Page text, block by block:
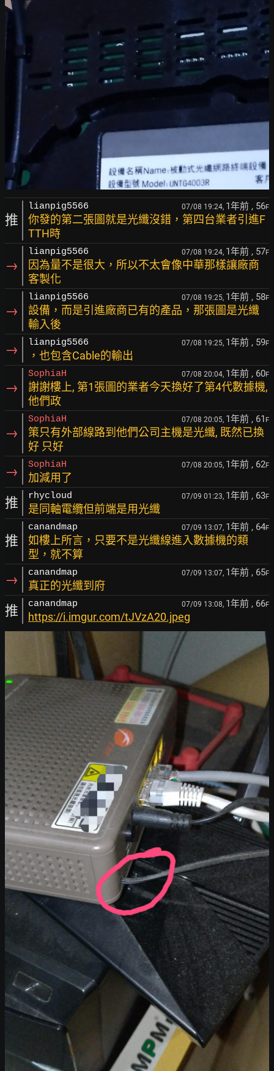
推
lianpig5566 07/08 19:24, 1年前 , 56F
你發的第二張圖就是光纖沒錯，第四台業者引進F
TTH時
→
lianpig5566 07/08 19:24, 1年前 , 57F
因為量不是很大，所以不太會像中華那樣讓廠商
客製化
→
lianpig5566 07/08 19:25, 1年前 , 58F
設備，而是引進廠商已有的產品，那張圖是光纖
輸入後
→ lianpig5566 07/08 19:25, 1年前 , 59F
，也包含Cable的輸出
→
SophiaH 07/08 20:04, 1年前 , 60F
謝謝樓上, 第1張圖的業者今天換好了第4代數據機,
他們政
→
SophiaH 07/08 20:05, 1年前 , 61 F
策只有外部線路到他們公司主機是光纖, 既然已換
好 只好
→ SophiaH 07/08 20:05, 1年前 , 62F
加減用了
推 rhycloud 07/09 01:23, 1年前 , 63F
是同軸電纜但前端是用光纖
推
canandmap 07/09 13:07, 1年前 , 64F
如樓上所言，只要不是光纖線進入數據機的類
型，就不算
→ canandmap 07/09 13:07, 1年前 , 65F
真正的光纖到府
推 canandmap 07/09 13:08, 1年前 , 66F
https://i.imgur.com/tJVzA20.jpeg